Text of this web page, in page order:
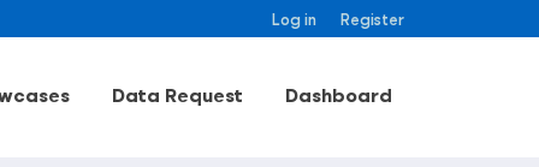
Log in Register
Data Request Dashboard